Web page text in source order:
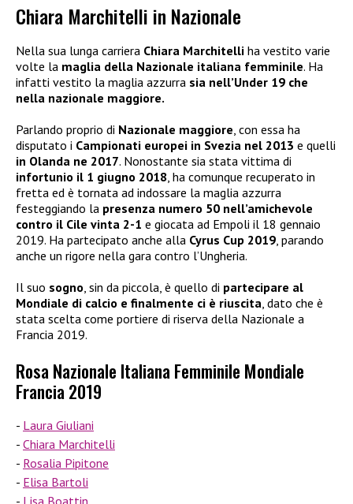
Chiara Marchitelli in Nazionale
Nella sua lunga carriera Chiara Marchitelli ha vestito varie
volte la maglia della Nazionale italiana femminile. Ha
infatti vestito la maglia azzurra sia nell’Under 19 che
nella nazionale maggiore.
Parlando proprio di Nazionale maggiore, con essa ha
disputato i Campionati europei in Svezia nel 2013 e quelli
in Olanda ne 2017. Nonostante sia stata vittima di
infortunio il 1 giugno 2018, ha comunque recuperato in
fretta ed è tornata ad indossare la maglia azzurra
festeggiando la presenza numero 50 nell’amichevole
contro il Cile vinta 2-1 e giocata ad Empoli il 18 gennaio
2019. Ha partecipato anche alla Cyrus Cup 2019, parando
anche un rigore nella gara contro l’Ungheria.
Il suo sogno, sin da piccola, è quello di partecipare al
Mondiale di calcio e finalmente ci è riuscita, dato che è
stata scelta come portiere di riserva della Nazionale a
Francia 2019.
Rosa Nazionale Italiana Femminile Mondiale
Francia 2019
Laura Giuliani
Chiara Marchitelli
Rosalia Pipitone
Elisa Bartoli
Lisa Boattin